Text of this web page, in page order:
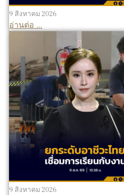
9 สิงหาคม 2026
อ่านต่อ ...
9 สิงหาคม 2026